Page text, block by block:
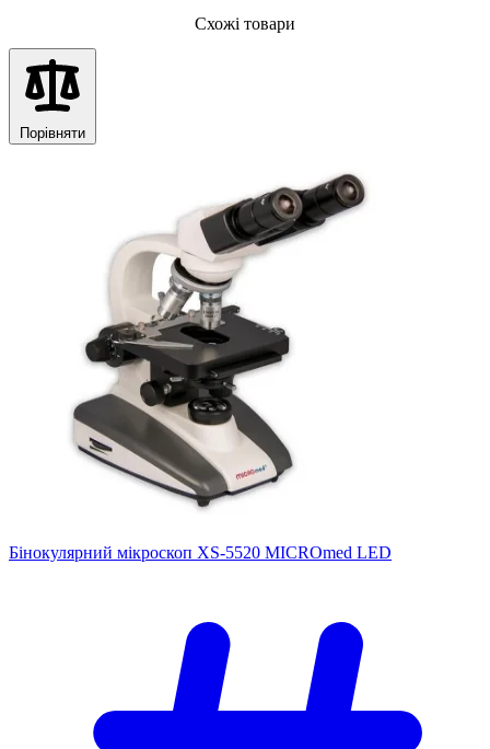
Схожі товари
Порівняти
Бінокулярний мікроскоп XS-5520 MICROmed LED